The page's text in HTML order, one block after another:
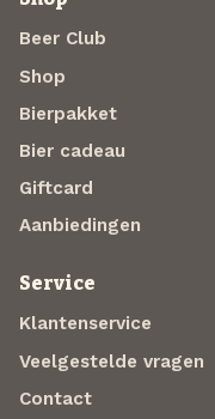
Beer Club
Shop
Bierpakket
Bier cadeau
Giftcard
Aanbiedingen
Service
Klantenservice
Veelgestelde vragen
Contact